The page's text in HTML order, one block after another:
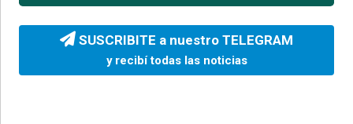
SUSCRIBITE a nuestro TELEGRAM
y recibí todas las noticias